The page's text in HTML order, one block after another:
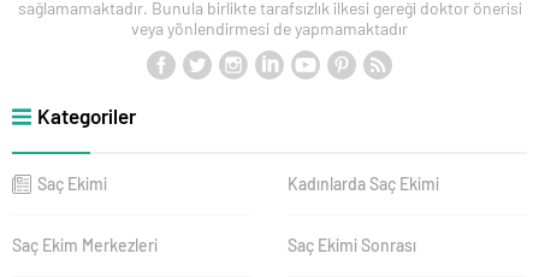
sağlamamaktadır. Bunula birlikte tarafsızlık ilkesi gereği doktor önerisi
veya yönlendirmesi de yapmamaktadır
Kategoriler
Saç Ekimi Kadınlarda Saç Ekimi
Saç Ekim Merkezleri Saç Ekimi Sonrası